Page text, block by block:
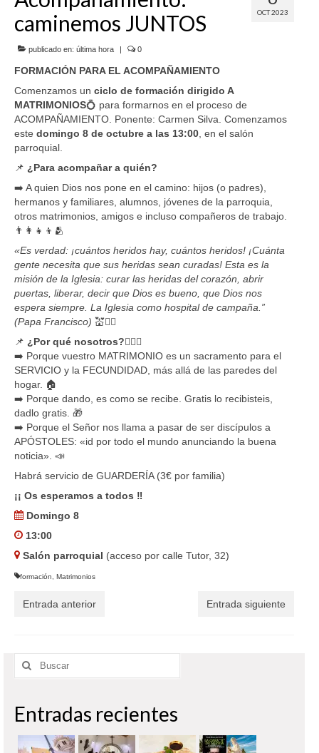
SERVICIOS
COF
OCT 2023
caminemos JUNTOS
publicado en: última hora 0
FORMACIÓN PARA EL ACOMPAÑAMIENTO
Comenzamos un ciclo de formación dirigido A
MATRIMONIOS💍 para formarnos en el proceso de
ACOMPAÑAMIENTO. Ponente: Carmen Silva. Comenzamos
este domingo 8 de octubre a las 13:00, en el salón
parroquial.
📌 ¿Para acompañar a quién?
➡️ A quien Dios nos pone en el camino: hijos (o padres),
hermanos y familiares, alumnos, jóvenes de la parroquia,
otros matrimonios, amigos e incluso compañeros de trabajo.
👨‍👩‍👧‍👦🫂
«Es verdad: ¡cuántos heridos hay, cuántos heridos! ¡Cuánta
gente necesita que sus heridas sean curadas! Esta es la
misión de la Iglesia: curar las heridas del corazón, abrir
puertas, liberar, decir que Dios es bueno, que Dios nos
espera siempre. La Iglesia como hospital de campaña.”
(Papa Francisco) 💒❤️‍🔥
📌 ¿Por qué nosotros?👩‍❤️‍👨
➡️ Porque vuestro MATRIMONIO es un sacramento para el
SERVICIO y la FECUNDIDAD, más allá de las paredes del
hogar. 🏠
➡️ Porque dando, es como se recibe. Gratis lo recibisteis,
dadlo gratis. 🎁
➡️ Porque el Señor nos llama a pasar de ser discípulos a
APÓSTOLES: «id por todo el mundo anunciando la buena
noticia». 📣
Habrá servicio de GUARDERÍA (3€ por familia)
¡¡ Os esperamos a todos ‼️
Domingo 8
13:00
Salón parroquial (acceso por calle Tutor, 32)
formación, Matrimonios
Entrada anterior Entrada siguiente
Buscar
por:
Entradas recientes